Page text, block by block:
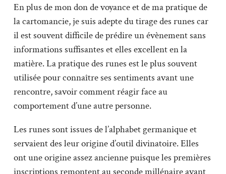
En plus de mon don de voyance et de ma pratique de
la cartomancie, je suis adepte du tirage des runes car
il est souvent difficile de prédire un évènement sans
informations suffisantes et elles excellent en la
matière. La pratique des runes est le plus souvent
utilisée pour connaître ses sentiments avant une
rencontre, savoir comment réagir face au
comportement d’une autre personne.
Les runes sont issues de l’alphabet germanique et
servaient des leur origine d’outil divinatoire. Elles
ont une origine assez ancienne puisque les premières